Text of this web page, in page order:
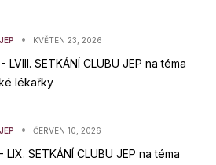
• KVĚTEN 23, 2026
LVIII. SETKÁNÍ CLUBU JEP na téma
lékařky
• ČERVEN 10, 2026
SETKÁNÍ CLUBU JEP na téma